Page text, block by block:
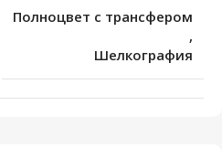
Полноцвет с трансфером
,
Шелкография